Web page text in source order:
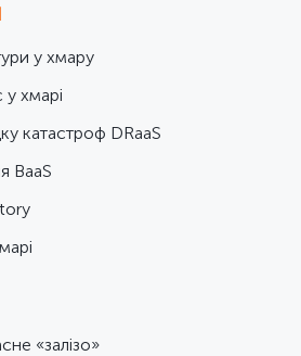
у хмару
хмарі
катастроф DRaaS
BaaS
«залізо»